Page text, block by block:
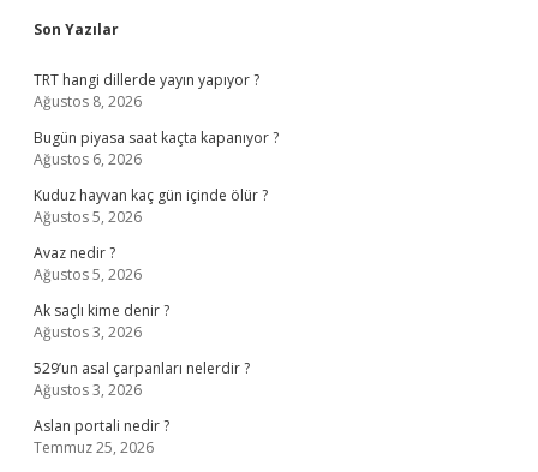
Sidebar
Son Yazılar
TRT hangi dillerde yayın yapıyor ?
Ağustos 8, 2026
Bugün piyasa saat kaçta kapanıyor ?
Ağustos 6, 2026
Kuduz hayvan kaç gün içinde ölür ?
Ağustos 5, 2026
Avaz nedir ?
Ağustos 5, 2026
Ak saçlı kime denir ?
Ağustos 3, 2026
529’un asal çarpanları nelerdir ?
Ağustos 3, 2026
Aslan portali nedir ?
Temmuz 25, 2026